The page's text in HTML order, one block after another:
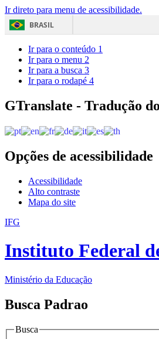
Ir direto para menu de acessibilidade.
BRASIL
Ir para o conteúdo 1
Ir para o menu 2
Ir para a busca 3
Ir para o rodapé 4
GTranslate - Tradução
Opções de acessibilidade
Acessibilidade
Alto contraste
Mapa do site
IFG
Instituto Federal
Ministério da Educação
Busca Padrao
Busca